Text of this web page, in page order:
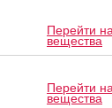
Перейти
вещества
Перейти
вещества